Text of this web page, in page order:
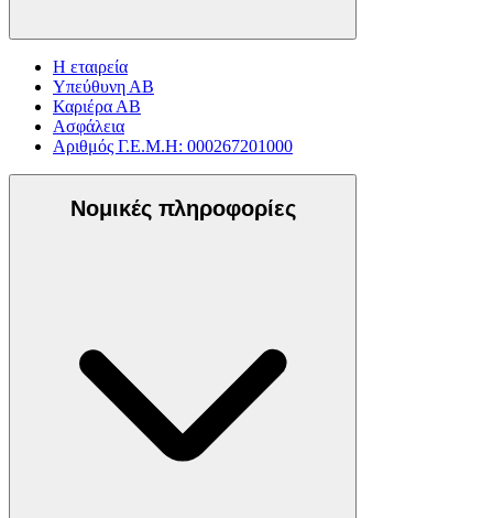
Η εταιρεία
Υπεύθυνη ΑΒ
Καριέρα ΑΒ
Ασφάλεια
Αριθμός Γ.Ε.Μ.Η: 000267201000
Νομικές πληροφορίες